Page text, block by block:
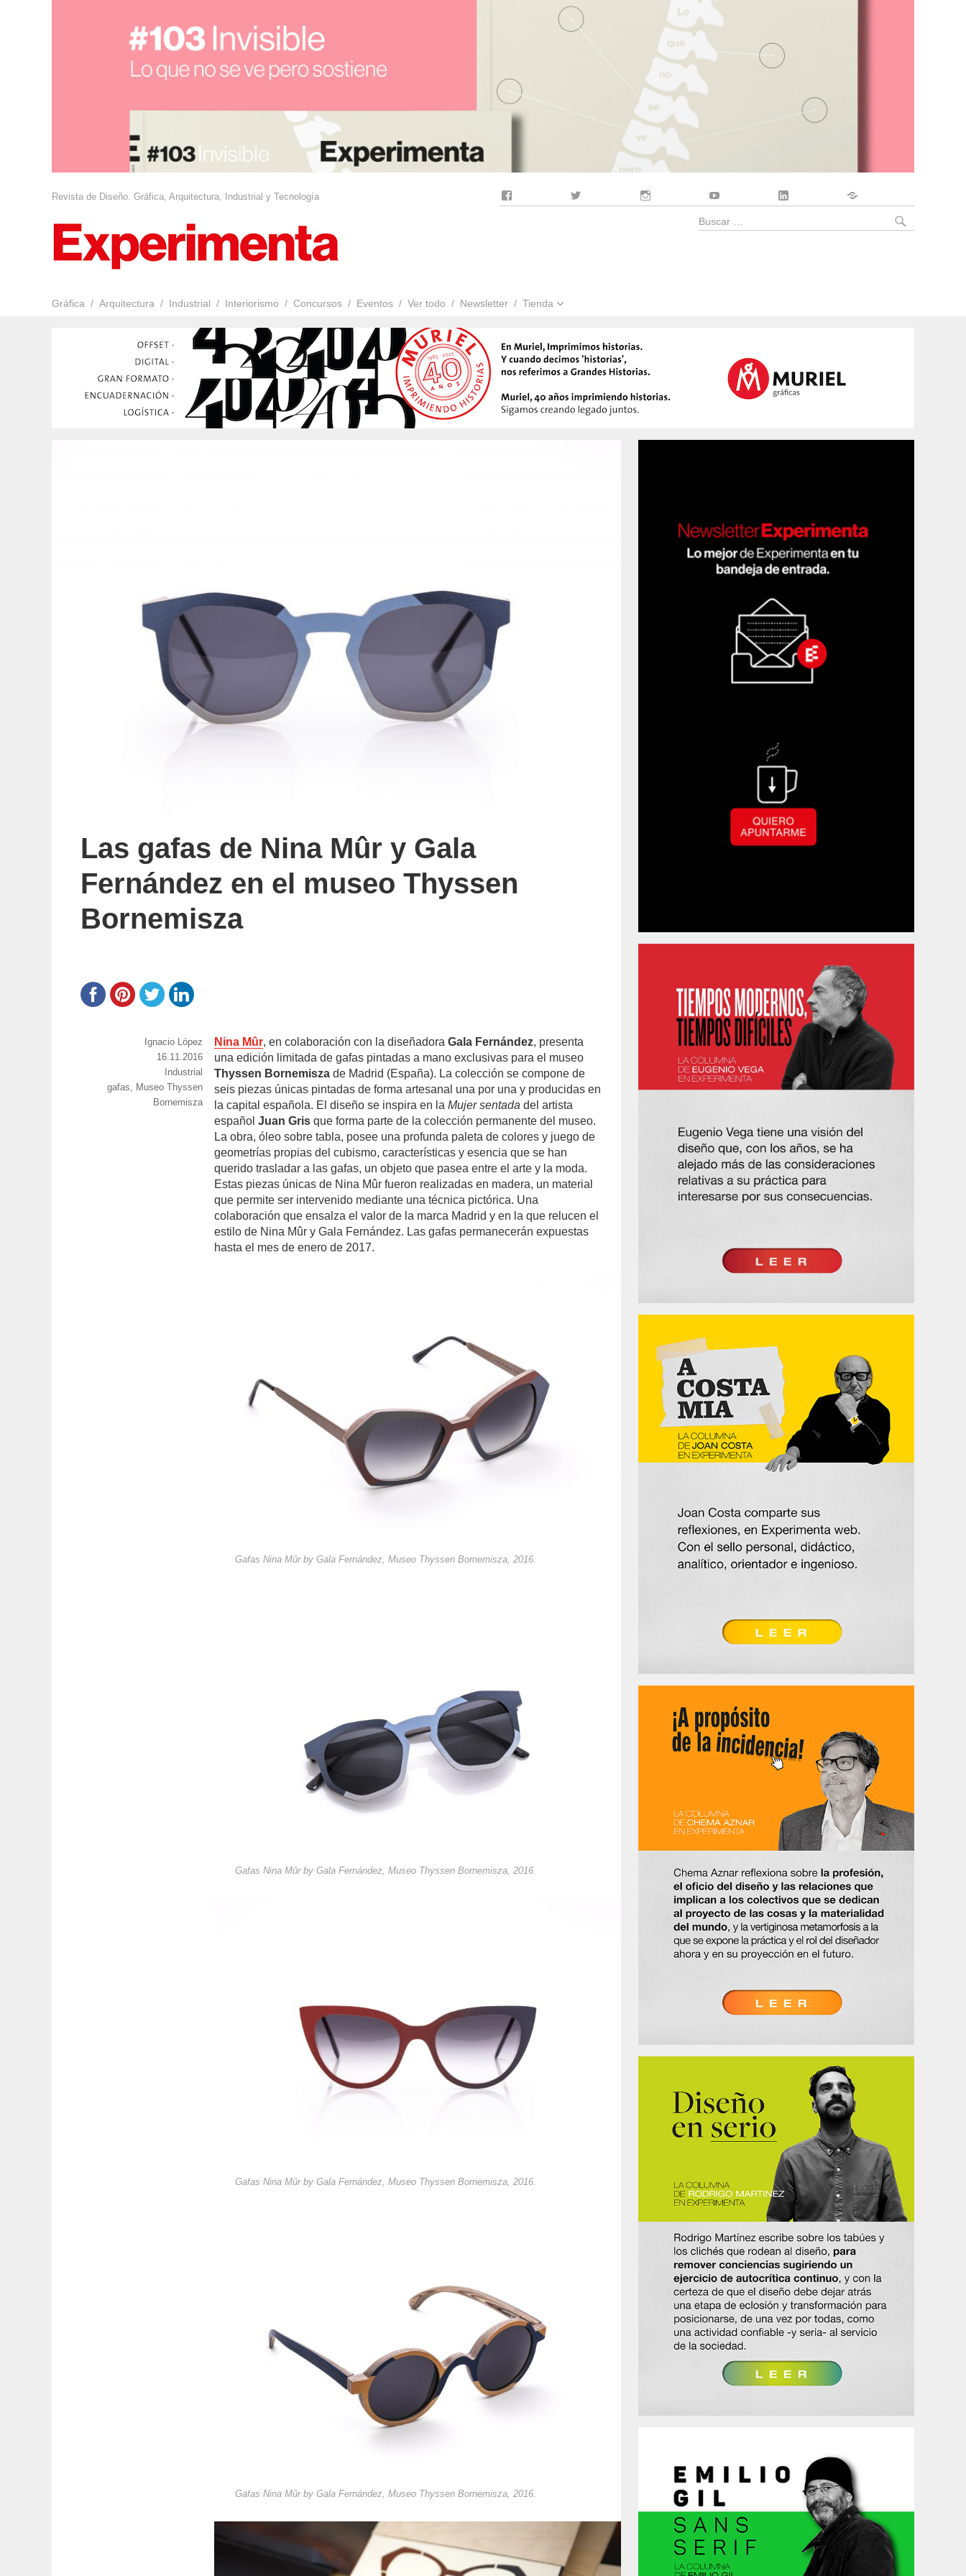
Revista de Diseño. Gráfica, Arquitectura, Industrial y Tecnología
Gráfica Arquitectura Industrial Interiorismo Concursos Eventos Ver todo Newsletter Tienda
Buscar
Las gafas de Nina Mûr y Gala
Fernández en el museo Thyssen
Bornemisza
Nina Mûr, en colaboración con la diseñadoraGala Fernández, presenta
una edición limitada de gafas pintadas a mano exclusivas para el museo
Thyssen Bornemisza de Madrid (España). La colección se compone de
seis piezas únicas pintadas de forma artesanal una por una y producidas en
la capital española. El diseño se inspira en laMujer sentada del artista
españolJuan Gris que forma parte de la colección permanente del museo.
La obra, óleo sobre tabla, posee una profunda paleta de colores y juego de
geometrías propias del cubismo, características y esencia que se han
querido trasladar a las gafas, un objeto que pasea entre el arte y la moda.
Estas piezas únicas de Nina Mûr fueron realizadas en madera, un material
que permite ser intervenido mediante una técnica pictórica. Una
colaboración que ensalza el valor de la marca Madrid y en la que relucen el
estilo de Nina Mûr y Gala Fernández. Las gafas permanecerán expuestas
hasta el mes de enero de 2017.
Gafas Nina Mûr by Gala Fernández, Museo Thyssen Bornemisza, 2016.
Gafas Nina Mûr by Gala Fernández, Museo Thyssen Bornemisza, 2016.
Gafas Nina Mûr by Gala Fernández, Museo Thyssen Bornemisza, 2016.
Gafas Nina Mûr by Gala Fernández, Museo Thyssen Bornemisza, 2016.
https://www.experimenta.es/author/nacho-
lopez/
Ignacio López
Publicado
16.11.2016
Categorías
Industrial
Etiquetas
gafas, Museo Thyssen
Bornemisza